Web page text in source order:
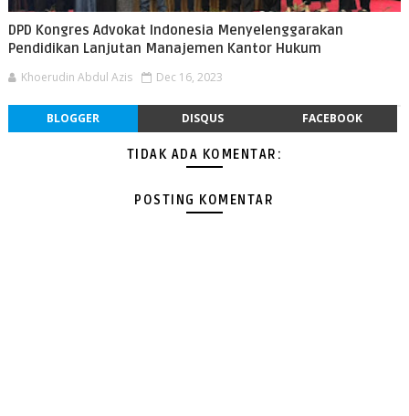
DPD Kongres Advokat Indonesia Menyelenggarakan
Pendidikan Lanjutan Manajemen Kantor Hukum
Khoerudin Abdul Azis Dec 16, 2023
BLOGGER DISQUS FACEBOOK
TIDAK ADA KOMENTAR:
POSTING KOMENTAR